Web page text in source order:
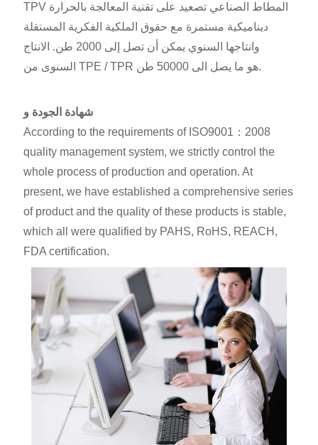
TPV المطاط الصناعي تصعيد على تقنية المعالجة بالحرارة
ديناميكية مستمرة مع حقوق الملكية الفكرية المستقلة
وانتاجها السنوي يمكن أن تصل إلى 2000 طن. الانتاج
السنوى من TPE / TPR هو ما يصل الى 50000 طن.
شهادة الجودة و
According to the requirements of ISO9001：2008
quality management system, we strictly control the
whole process of production and operation. At
present, we have established a comprehensive series
of product and the quality of these products is stable,
which all were qualified by PAHS, RoHS, REACH,
FDA certification.